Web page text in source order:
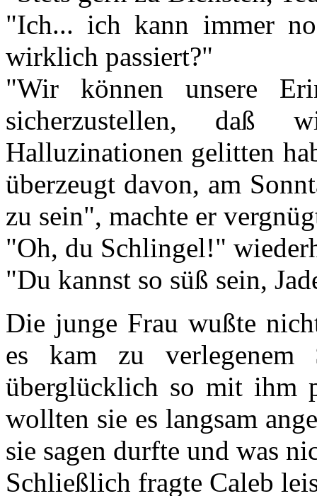
"Ich... ich kann immer
wirklich passiert?"
"Wir können unsere
sicherzustellen, daß
Halluzinationen gelitten
überzeugt davon, am
zu sein", machte er
"Oh, du Schlingel!"
"Du kannst so süß sein,
Die junge Frau wußte
es kam zu verlegenem
überglücklich so mit ihm
wollten sie es langsam
sie sagen durfte und was
Schließlich fragte Caleb